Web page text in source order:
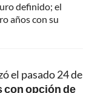
definido; el
años con su
el pasado 24 de
con opción de